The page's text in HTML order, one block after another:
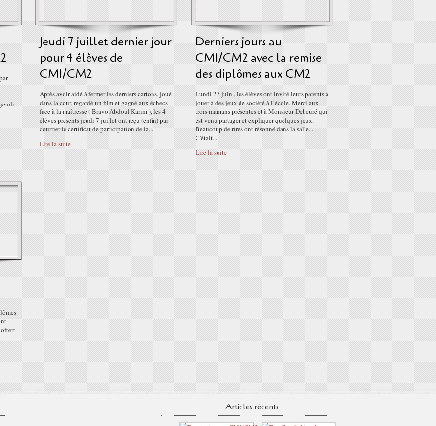
Jeudi 7 juillet dernier jour
pour 4 élèves de
CM1/CM2
Après avoir aidé à fermer les derniers cartons, joué
dans la cour, regardé un film et gagné aux échecs
face à la maîtresse ( Bravo Abdoul Karim ), les 4
élèves présents jeudi 7 juillet ont reçu (enfin) par
courrier le certificat de participation de la...
Lire la suite
Derniers jours au
CM1/CM2 avec la remise
des diplômes aux CM2
Lundi 27 juin , les élèves ont invité leurs parents à
jouer à des jeux de société à l’école. Merci aux
trois mamans présentes et à Monsieur Debeuré qui
est venu partager et expliquer quelques jeux.
Beaucoup de rires ont résonné dans la salle...
C'était...
Lire la suite
offert
Articles récents